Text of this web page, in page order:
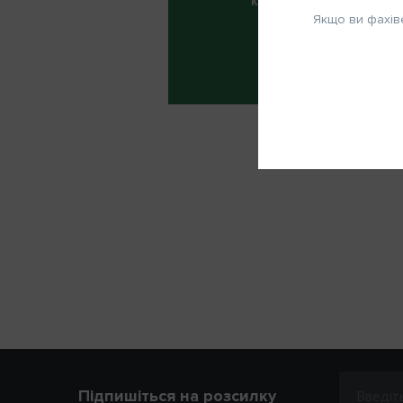
ЦИКЛІВ:Якщо ви
Підпишіться на розсилку